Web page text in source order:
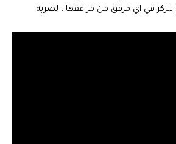
يتركز في اي مرفق من مرافقها ، لضربه